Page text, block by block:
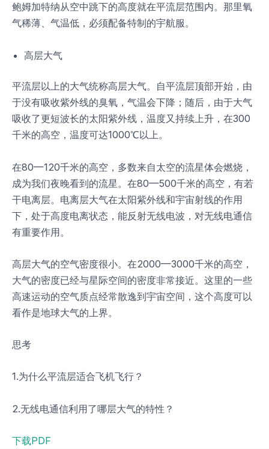
鲍姆加特纳从空中跳下的高度就在平流层范围内。那里氧
气稀薄、气温低，必须配备特制的宇航服。
高层大气
平流层以上的大气统称高层大气。自平流层顶部开始，由
于没有吸收紫外线的臭氧，气温会下降；随后，由于大气
吸收了更短波长的太阳紫外线，温度又持续上升，在300
千米的高空，温度可达1000℃以上。
在80—120千米的高空，多数来自太空的流星体会燃烧，
成为我们夜晚看到的流星。在80—500千米的高空，有若
干电离层。电离层大气在太阳紫外线和宇宙射线的作用
下，处于高度电离状态，能反射无线电波，对无线电通信
有重要作用。
高层大气的空气密度很小。在2000—3000千米的高空，
大气的密度已经与星际空间的密度非常接近。这里的一些
高速运动的空气质点经常散逸到宇宙空间，这个高度可以
看作是地球大气的上界。
思考
1.为什么平流层适合飞机飞行？
2.无线电通信利用了哪层大气的特性？
下载PDF